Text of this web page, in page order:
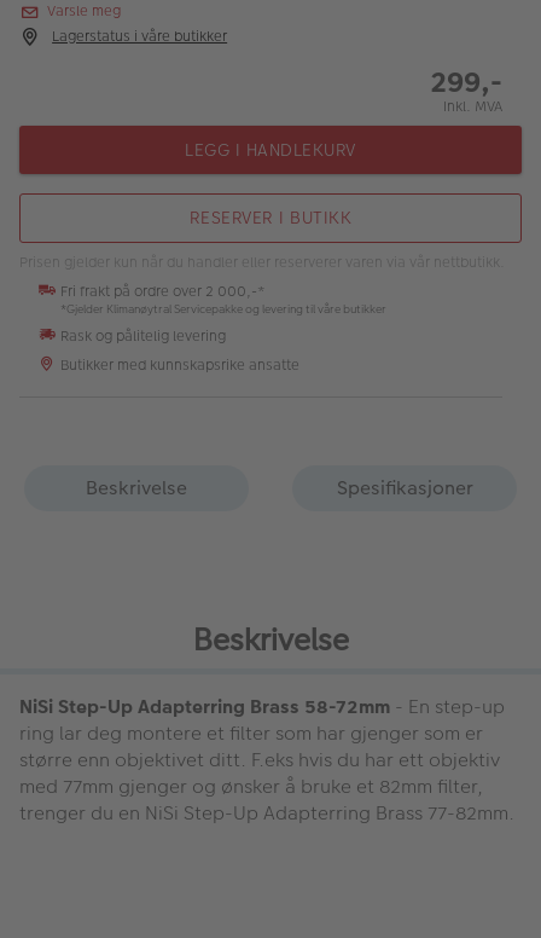
Lagersalg
Inspirasjon
Butikkoversikt
Varsle meg
Lagerstatus i våre butikker
299,-
Inkl. MVA
LEGG I HANDLEKURV
RESERVER I BUTIKK
Prisen gjelder kun når du handler eller reserverer varen via vår nettbutikk.
Fri frakt på ordre over 2 000,-*
*Gjelder Klimanøytral Servicepakke og levering til våre butikker
Rask og pålitelig levering
Butikker med kunnskapsrike ansatte
Beskrivelse Spesifikasjoner
Beskrivelse
NiSi Step-Up Adapterring Brass 58-72mm - En step-up
ring lar deg montere et filter som har gjenger som er
større enn objektivet ditt. F.eks hvis du har ett objektiv
med 77mm gjenger og ønsker å bruke et 82mm filter,
trenger du en NiSi Step-Up Adapterring Brass 77-82mm.